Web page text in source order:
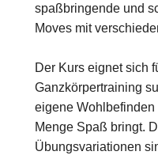
spaßbringende und
Moves mit
Der Kurs eignet sich
Ganzkörpertraining
eigene
Menge Spaß bringt.
Übungsvariationen